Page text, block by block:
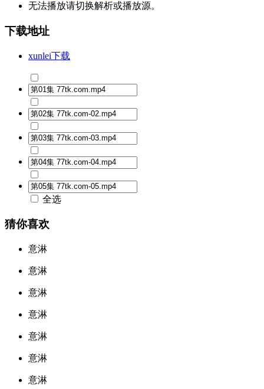
无法播放请切换解析或播放源。
下载地址
xunlei下载
全选
猜你喜欢
意淋
意淋
意淋
意淋
意淋
意淋
意淋